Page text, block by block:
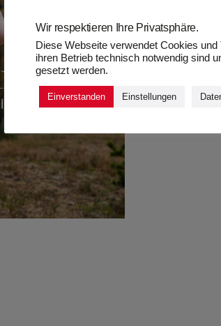
Wir respektieren Ihre Privatsphäre.
Diese Webseite verwendet Cookies und
ihren Betrieb technisch notwendig sind
gesetzt werden.
Einverstanden Einstellungen